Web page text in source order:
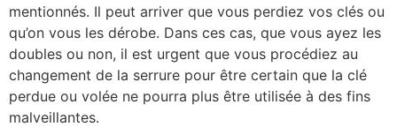
mentionnés. Il peut arriver que vous perdiez vos clés ou
qu’on vous les dérobe. Dans ces cas, que vous ayez les
doubles ou non, il est urgent que vous procédiez au
changement de la serrure pour être certain que la clé
perdue ou volée ne pourra plus être utilisée à des fins
malveillantes.